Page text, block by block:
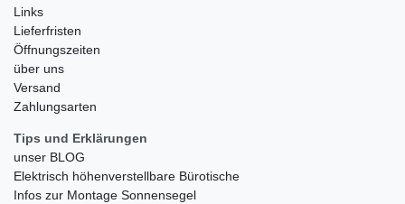
Links
Lieferfristen
Öffnungszeiten
über uns
Versand
Zahlungsarten
Tips und Erklärungen
unser BLOG
Elektrisch höhenverstellbare Bürotische
Infos zur Montage Sonnensegel